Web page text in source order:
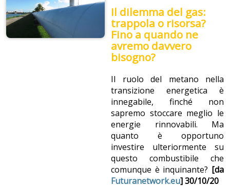
Il dilemma del gas:
trappola o risorsa?
Fino a quando ne
avremo davvero
bisogno?
Il ruolo del metano nella
transizione energetica è
innegabile, finché non
sapremo stoccare meglio le
energie rinnovabili. Ma
quanto è opportuno
investire ulteriormente su
questo combustibile che
comunque è inquinante? [da
Futuranetwork.eu] 30/10/20